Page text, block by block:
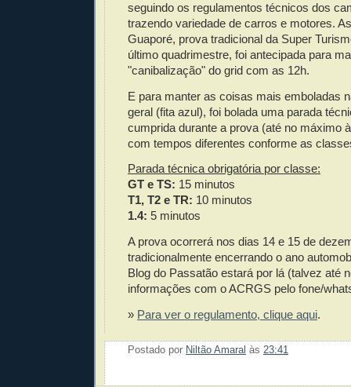
seguindo os regulamentos técnicos dos
trazendo variedade de carros e motores.
Guaporé, prova tradicional da Super
último quadrimestre, foi antecipada para
"canibalização" do grid com as 12h.
E para manter as coisas mais emboladas
geral (fita azul), foi bolada uma parada
cumprida durante a prova (até no máximo
com tempos diferentes conforme as
Parada técnica obrigatória por classe:
GT e TS: 15 minutos
T1, T2 e TR: 10 minutos
1.4: 5 minutos
A prova ocorrerá nos dias 14 e 15 de
tradicionalmente encerrando o ano
Blog do Passatão estará por lá (talvez até
informações com o ACRGS pelo fone/
» Para ver o regulamento, clique aqui.
Postado por Niltão Amaral às 23:41